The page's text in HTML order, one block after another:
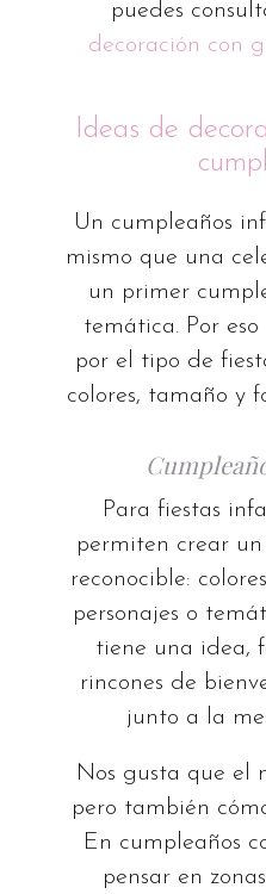
puedes
decoración con
Ideas de
Un cumpleaños
mismo que una
un primer
temática. Por
por el tipo de
colores, tamaño y
Para fiestas
permiten crear
reconocible:
personajes o
tiene una idea,
rincones de
junto a la
Nos gusta que el
pero también
En cumpleaños
pensar en